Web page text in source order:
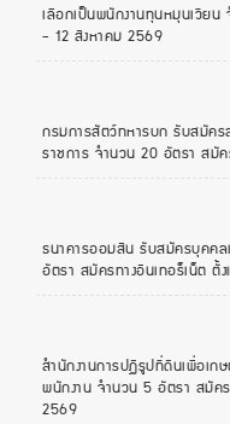
เลือกเป็นพนักงานทุนหมุนเวีย
- 12 สิงหาคม 2569
กรมการสัตว์ทหารบก รับสมัคร
ราชการ จำนวน 20 อัตรา สมั
ธนาคารออมสิน รับสมัครบุคคล
อัตรา สมัครทางอินเทอร็เน็ต
สำนักงานการปฏิรูปที่ดินเพื่อเ
พนักงาน จำนวน 5 อัตรา สมัค
2569